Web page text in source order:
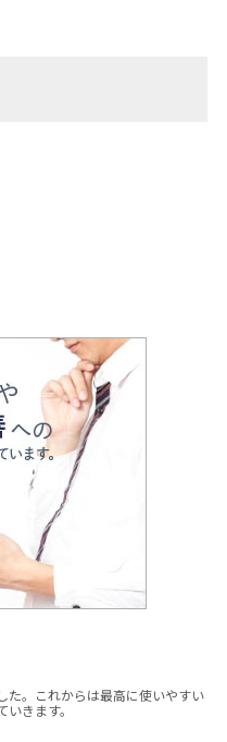
た。これからは最高に使いやすい
きます。